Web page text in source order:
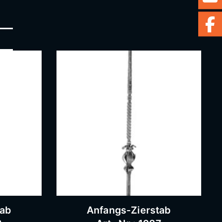
Anfangs-Zierstab